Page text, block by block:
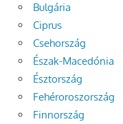
Bulgária
Ciprus
Csehország
Észak-Macedónia
Észtország
Fehéroroszország
Finnország